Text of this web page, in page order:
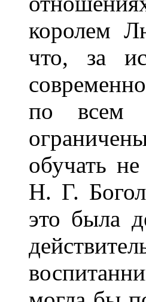
королем
что, за
по всем
обучать
Н. Г.
это была